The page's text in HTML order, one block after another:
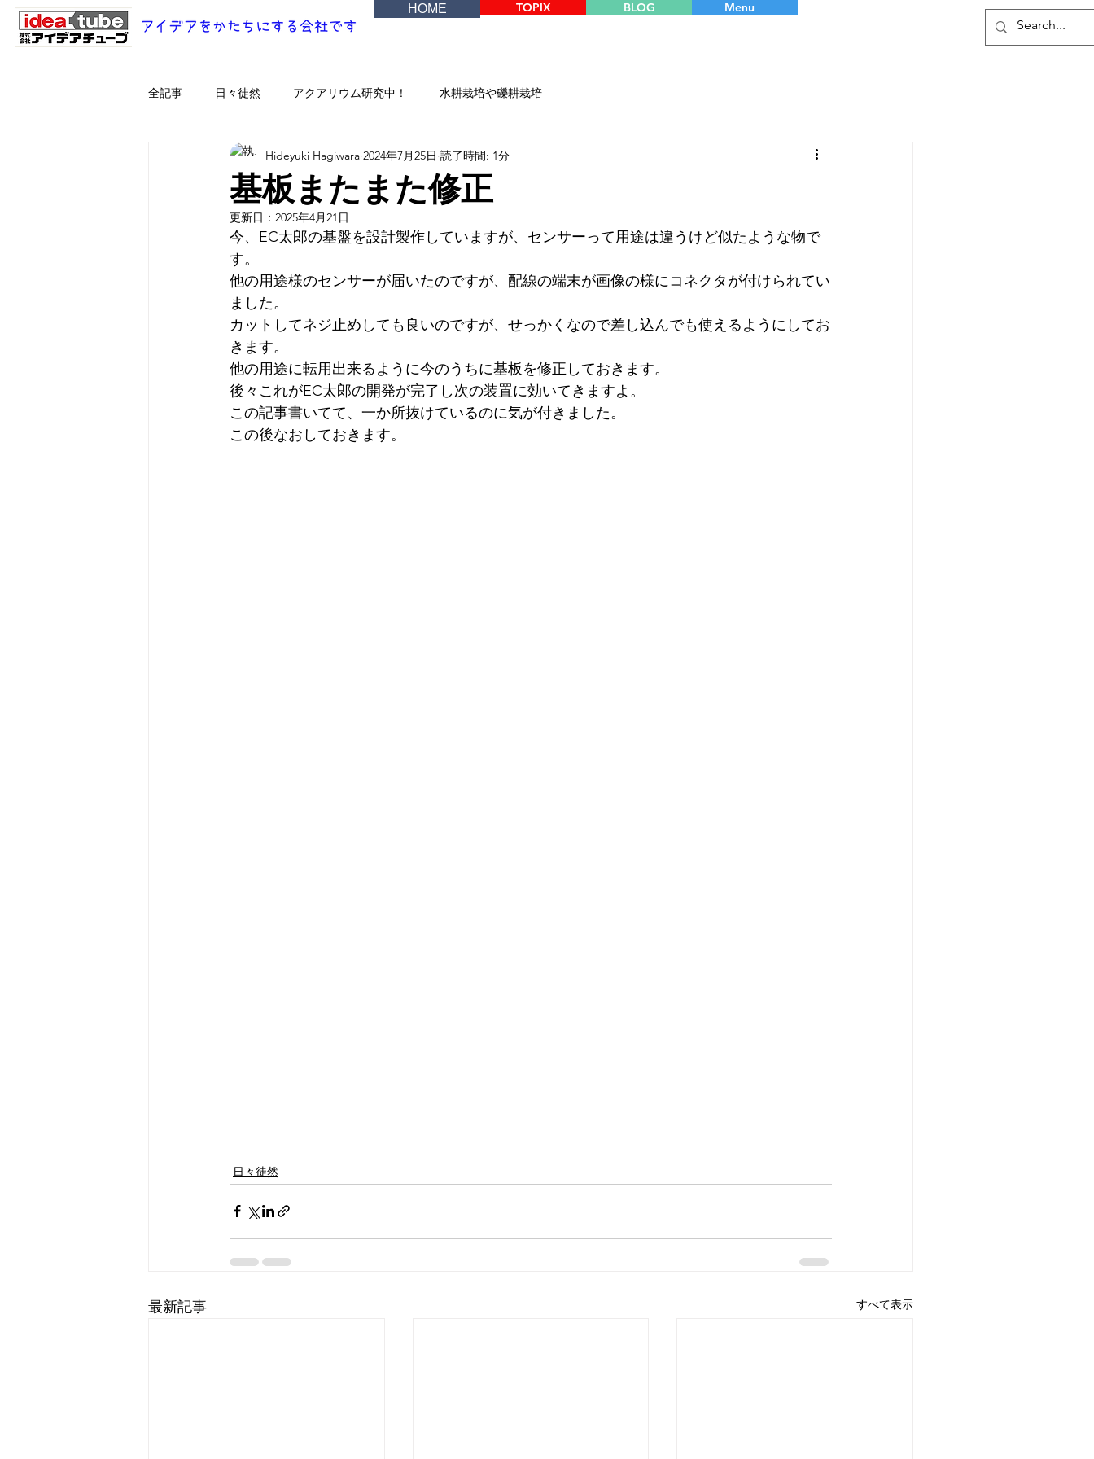
HOME TOPIX BLOG Menu
全記事 日々徒然 アクアリウム研究中！ 水耕栽培や礫耕栽培
基板またまた修正
Hideyuki Hagiwara 2024年7月25日 読了時間: 1分
更新日： 2025年4月21日
今、EC太郎の基盤を設計製作していますが、センサーって用途は違うけど似たような物で
す。
他の用途様のセンサーが届いたのですが、配線の端末が画像の様にコネクタが付けられてい
ました。
カットしてネジ止めしても良いのですが、せっかくなので差し込んでも使えるようにしてお
きます。
他の用途に転用出来るように今のうちに基板を修正しておきます。
後々これがEC太郎の開発が完了し次の装置に効いてきますよ。
この記事書いてて、一か所抜けているのに気が付きました。
この後なおしておきます。
日々徒然
最新記事 すべて表示